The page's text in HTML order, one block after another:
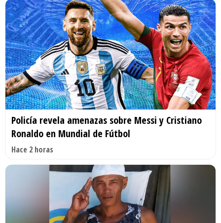
Policía revela amenazas sobre Messi y Cristiano
Ronaldo en Mundial de Fútbol
Hace 2 horas